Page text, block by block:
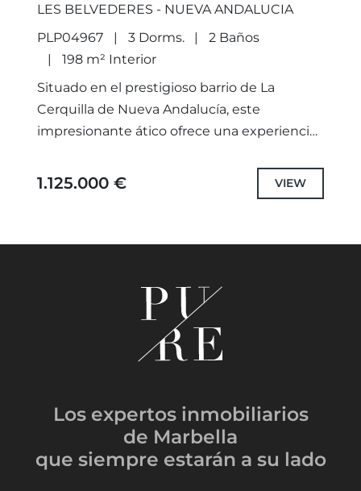
LES BELVEDERES - NUEVA ANDALUCIA
PLP04967
3 Dorms.
2 Baños
198 m² Interior
Situado en el prestigioso barrio de La
Cerquilla de Nueva Andalucía, este
impresionante ático ofrece una experiencia
moderna y lujosas comodidades. En primera
1.125.000 € VIEW
Los expertos inmobiliarios
de Marbella
que siempre estarán a su lado